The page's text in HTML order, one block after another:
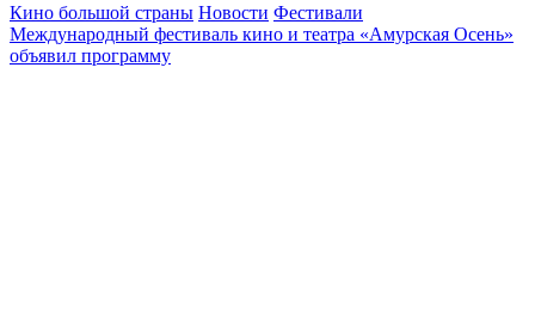
Кино большой страны Новости Фестивали
Международный фестиваль кино и театра «Амурская Осень»
объявил программу